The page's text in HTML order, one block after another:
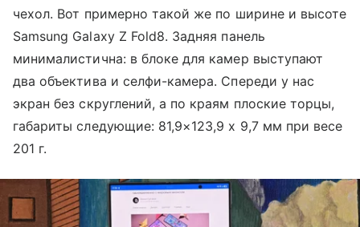
чехол. Вот примерно такой же по ширине и высоте
Samsung Galaxy Z Fold8. Задняя панель
минималистична: в блоке для камер выступают
два объектива и селфи-камера. Спереди у нас
экран без скруглений, а по краям плоские торцы,
габариты следующие: 81,9×123,9 х 9,7 мм при весе
201 г.